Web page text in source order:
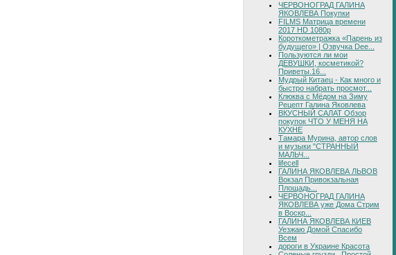
ЧЕРВОНОГРАД ГАЛИНА
ЯКОВЛЕВА Покупки
FILMS Матрица времени
2017 HD 1080p
Короткометражка «Парень из
будущего» | Озвучка Dee...
Пользуются ли мои
ДЕВУШКИ, косметикой?
Приветы.16...
Мудрый Китаец - Как много и
быстро набрать просмот...
Клюква с Мёдом на Зиму
Рецепт Галина Яковлева
ВКУСНЫЙ САЛАТ Обзор
покупок ЧТО У МЕНЯ НА
КУХНЕ
Тамара Мурина, автор слов
и музыки "СТРАННЫЙ
МАЛЬЧ...
lifecell
ГАЛИНА ЯКОВЛЕВА ЛЬВОВ
Вокзал Привокзальная
Площадь...
ЧЕРВОНОГРАД ГАЛИНА
ЯКОВЛЕВА уже Дома Стрим
в Воскр...
ГАЛИНА ЯКОВЛЕВА КИЕВ
Уезжаю Домой Спасибо
Всем
дороги в Украине Красота